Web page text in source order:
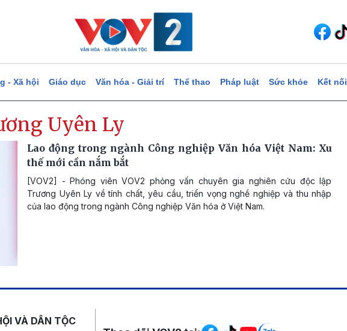
- Xã hội Giáo dục Văn hóa - Giải trí Thể thao Pháp luật Sức khỏe Kết nối
Uyên Ly
Lao động trong ngành Công nghiệp Văn hóa Việt Nam: Xu
thế mới cần nắm bắt
[VOV2] - Phóng viên VOV2 phỏng vấn chuyên gia nghiên cứu độc lập
Trương Uyên Ly về tính chất, yêu cầu, triển vọng nghề nghiệp và thu nhập
của lao động trong ngành Công nghiệp Văn hóa ở Việt Nam.
VÀ DÂN TỘC
Mạng xã hội